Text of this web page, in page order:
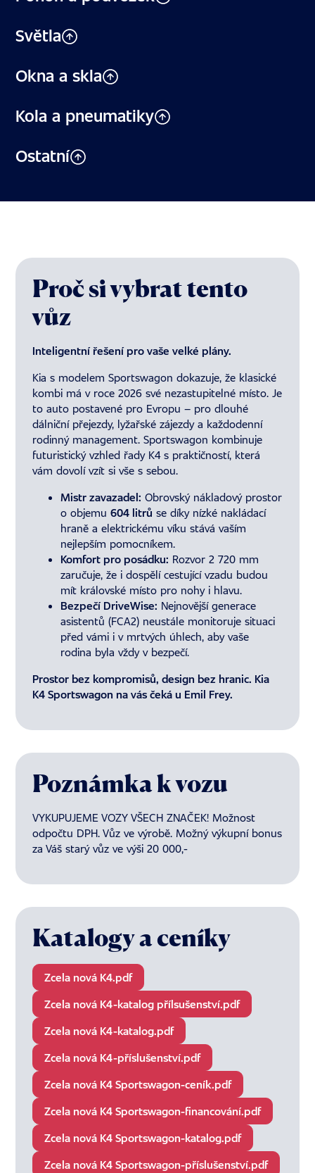
Světla
Okna a skla
Kola a pneumatiky
Ostatní
Proč si vybrat tento
vůz
Inteligentní řešení pro vaše velké plány.
Kia s modelem Sportswagon dokazuje, že klasické
kombi má v roce 2026 své nezastupitelné místo. Je
to auto postavené pro Evropu – pro dlouhé
dálniční přejezdy, lyžařské zájezdy a každodenní
rodinný management. Sportswagon kombinuje
futuristický vzhled řady K4 s praktičností, která
vám dovolí vzít si vše s sebou.
Mistr zavazadel: Obrovský nákladový prostor
o objemu604 litrů se díky nízké nakládací
hraně a elektrickému víku stává vaším
nejlepším pomocníkem.
Komfort pro posádku: Rozvor 2 720 mm
zaručuje, že i dospělí cestující vzadu budou
mít královské místo pro nohy i hlavu.
Bezpečí DriveWise: Nejnovější generace
asistentů (FCA2) neustále monitoruje situaci
před vámi i v mrtvých úhlech, aby vaše
rodina byla vždy v bezpečí.
Prostor bez kompromisů, design bez hranic. Kia
K4 Sportswagon na vás čeká u Emil Frey.
Poznámka k vozu
VYKUPUJEME VOZY VŠECH ZNAČEK! Možnost
odpočtu DPH. Vůz ve výrobě. Možný výkupní bonus
za Váš starý vůz ve výši 20 000,-
Katalogy a ceníky
Zcela nová K4.pdf
Zcela nová K4-katalog přílsušenství.pdf
Zcela nová K4-katalog.pdf
Zcela nová K4-příslušenství.pdf
Zcela nová K4 Sportswagon-ceník.pdf
Zcela nová K4 Sportswagon-financování.pdf
Zcela nová K4 Sportswagon-katalog.pdf
Zcela nová K4 Sportswagon-příslušenství.pdf